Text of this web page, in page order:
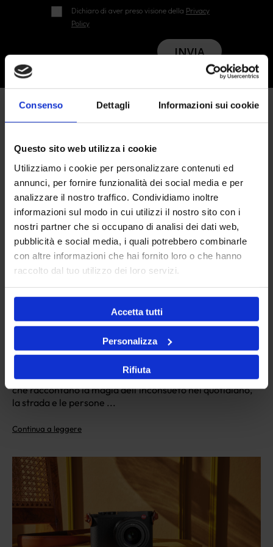
Consenso Dettagli Informazioni sui cookie
Questo sito web utilizza i cookie
Utilizziamo i cookie per personalizzare contenuti ed
annunci, per fornire funzionalità dei social media e per
analizzare il nostro traffico. Condividiamo inoltre
informazioni sul modo in cui utilizzi il nostro sito con i
nostri partner che si occupano di analisi dei dati web,
pubblicità e social media, i quali potrebbero combinarle
con altre informazioni che hai fornito loro o che hanno
raccolto dal tuo utilizzo dei loro servizi.
Accetta tutti
Personalizza
Rifiuta
Dichiaro di aver preso visione della Privacy
Policy
INVIA
QUESTIONE DI ATTIMI
In occasione dell’apertura sarà allestita una selezione di
immagini del progetto di Stefano Mirabella docente
della Leica Akademie Italy e pluripremiato street
photographer. Una mostra composta da opere d’autore
che raccontano la magia dell’inconsueto nel quotidiano,
la strada e le persone ...
Continua a leggere